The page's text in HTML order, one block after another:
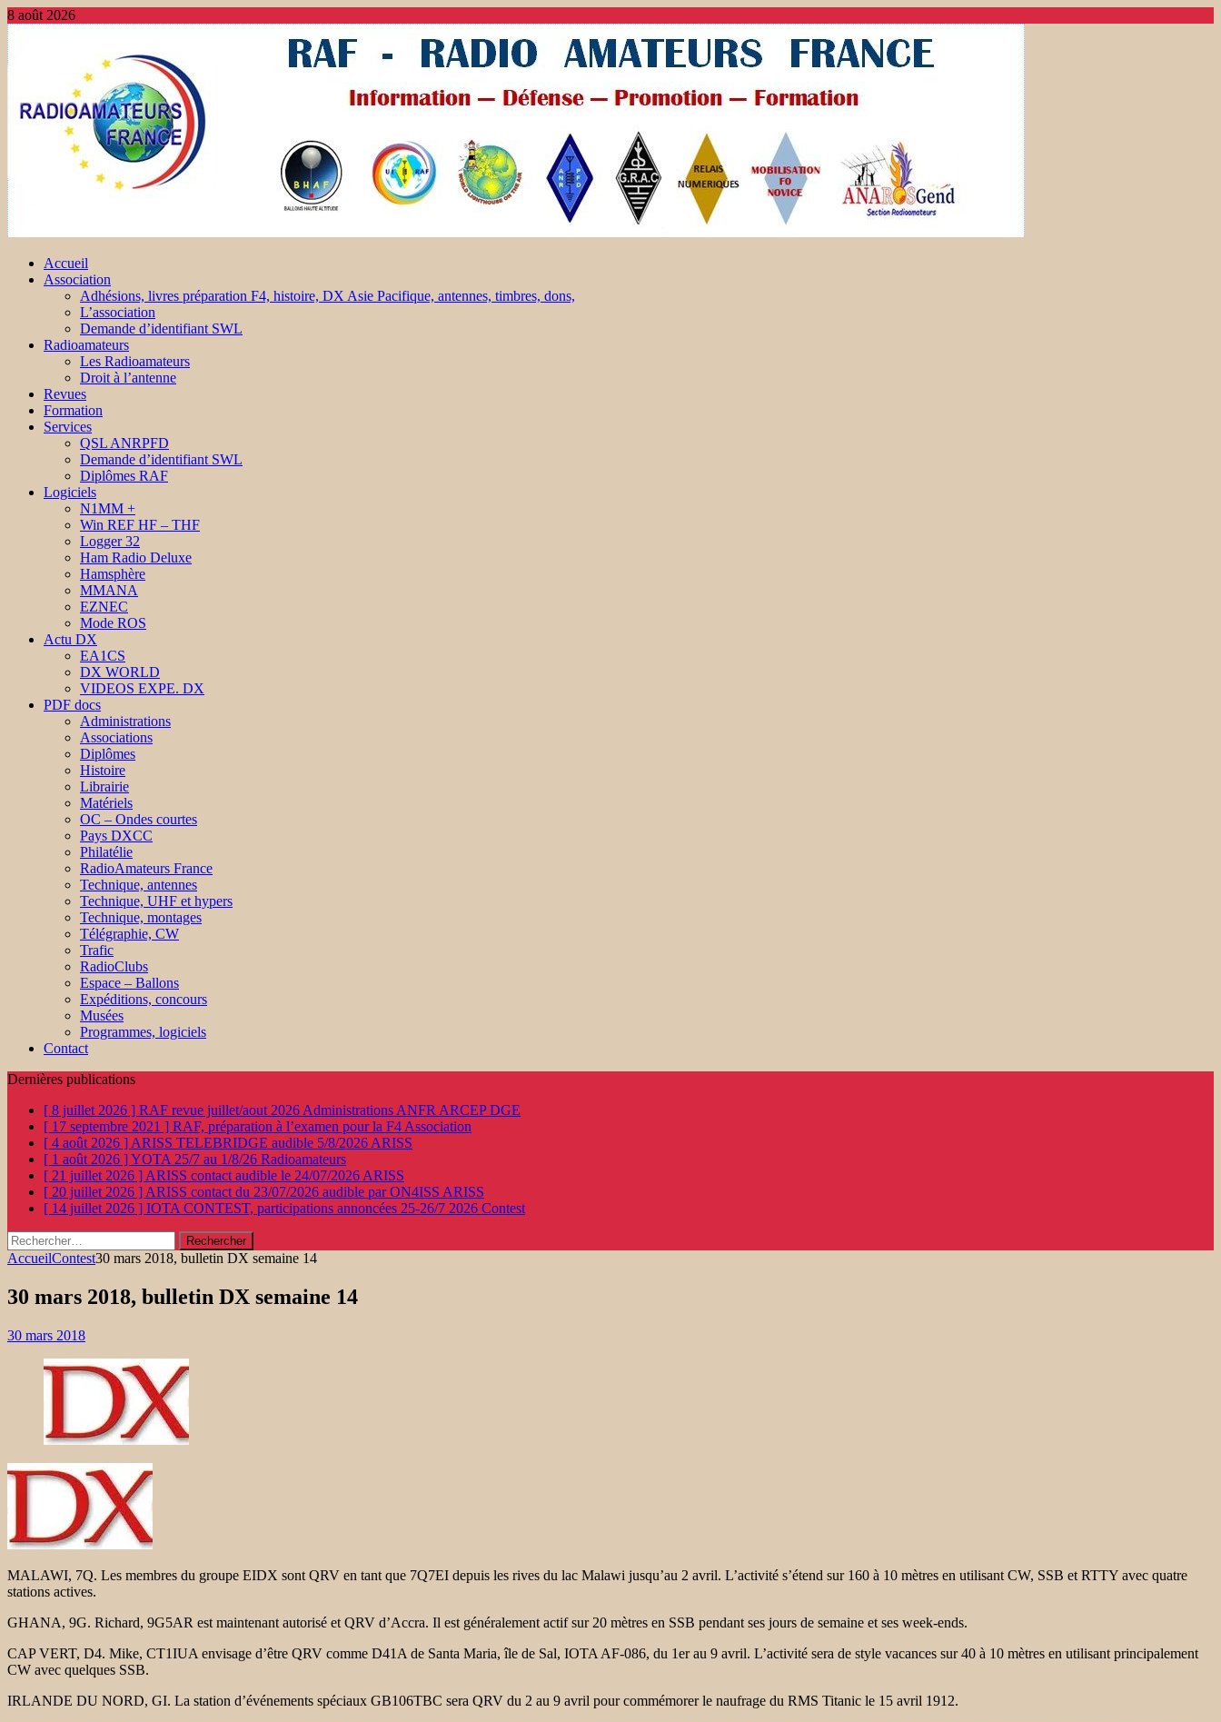
8 août 2026
Accueil
Association
Adhésions, livres préparation F4, histoire, DX Asie Pacifique, antennes, timbres, dons,
L’association
Demande d’identifiant SWL
Radioamateurs
Les Radioamateurs
Droit à l’antenne
Revues
Formation
Services
QSL ANRPFD
Demande d’identifiant SWL
Diplômes RAF
Logiciels
N1MM +
Win REF HF – THF
Logger 32
Ham Radio Deluxe
Hamsphère
MMANA
EZNEC
Mode ROS
Actu DX
EA1CS
DX WORLD
VIDEOS EXPE. DX
PDF docs
Administrations
Associations
Diplômes
Histoire
Librairie
Matériels
OC – Ondes courtes
Pays DXCC
Philatélie
RadioAmateurs France
Technique, antennes
Technique, UHF et hypers
Technique, montages
Télégraphie, CW
Trafic
RadioClubs
Espace – Ballons
Expéditions, concours
Musées
Programmes, logiciels
Contact
Dernières publications
[ 8 juillet 2026 ] RAF revue juillet/aout 2026 Administrations ANFR ARCEP DGE
[ 17 septembre 2021 ] RAF, préparation à l’examen pour la F4 Association
[ 4 août 2026 ] ARISS TELEBRIDGE audible 5/8/2026 ARISS
[ 1 août 2026 ]YOTA 25/7 au 1/8/26 Radioamateurs
[ 21 juillet 2026 ] ARISS contact audible le 24/07/2026 ARISS
[ 20 juillet 2026 ] ARISS contact du 23/07/2026 audible par ON4ISS ARISS
[ 14 juillet 2026 ] IOTA CONTEST, participations annoncées 25-26/7 2026 Contest
Rechercher :
AccueilContest30 mars 2018, bulletin DX semaine 14
30 mars 2018, bulletin DX semaine 14
30 mars 2018
MALAWI, 7Q. Les membres du groupe EIDX sont QRV en tant que 7Q7EI depuis les rives du lac Malawi jusqu’au 2 avril. L’activité s’étend sur 160 à 10 mètres en utilisant CW, SSB et RTTY avec quatre
stations actives.
GHANA, 9G. Richard, 9G5AR est maintenant autorisé et QRV d’Accra. Il est généralement actif sur 20 mètres en SSB pendant ses jours de semaine et ses week-ends.
CAP VERT, D4. Mike, CT1IUA envisage d’être QRV comme D41A de Santa Maria, île de Sal, IOTA AF-086, du 1er au 9 avril. L’activité sera de style vacances sur 40 à 10 mètres en utilisant principalement
CW avec quelques SSB.
IRLANDE DU NORD, GI. La station d’événements spéciaux GB106TBC sera QRV du 2 au 9 avril pour commémorer le naufrage du RMS Titanic le 15 avril 1912.